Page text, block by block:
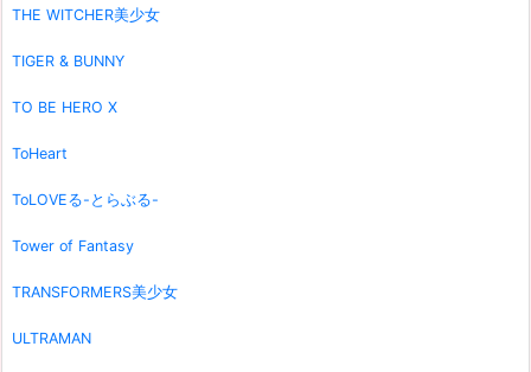
THE WITCHER美少女
TIGER & BUNNY
TO BE HERO X
ToHeart
ToLOVEる-とらぶる-
Tower of Fantasy
TRANSFORMERS美少女
ULTRAMAN